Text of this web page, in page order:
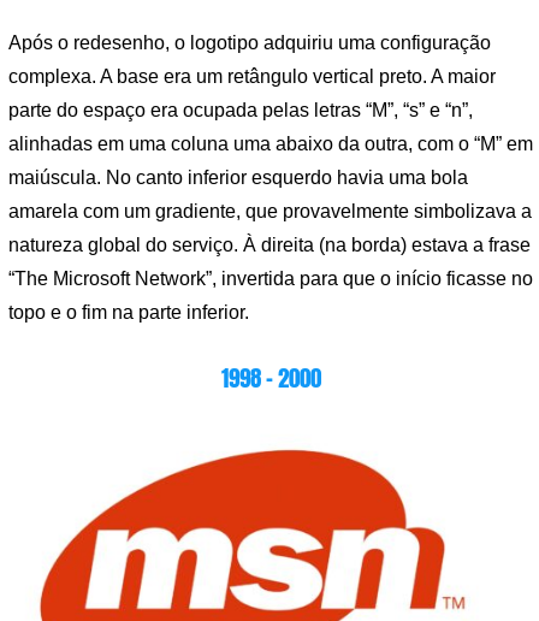
Após o redesenho, o logotipo adquiriu uma configuração
complexa. A base era um retângulo vertical preto. A maior
parte do espaço era ocupada pelas letras “M”, “s” e “n”,
alinhadas em uma coluna uma abaixo da outra, com o “M” em
maiúscula. No canto inferior esquerdo havia uma bola
amarela com um gradiente, que provavelmente simbolizava a
natureza global do serviço. À direita (na borda) estava a frase
“The Microsoft Network”, invertida para que o início ficasse no
topo e o fim na parte inferior.
1998 – 2000